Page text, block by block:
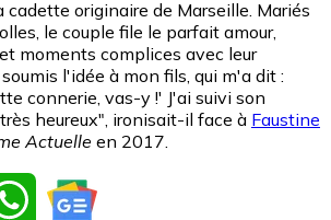
cadette originaire de Marseille. Mariés
le couple file le parfait amour,
moments complices avec leur
l'idée à mon fils, qui m'a dit :
connerie, vas-y !' J'ai suivi son
heureux", ironisait-il face à Faustine
Actuelle en 2017.
WhatsApp